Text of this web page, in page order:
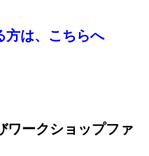
方は、こちらへ
ークショップファ